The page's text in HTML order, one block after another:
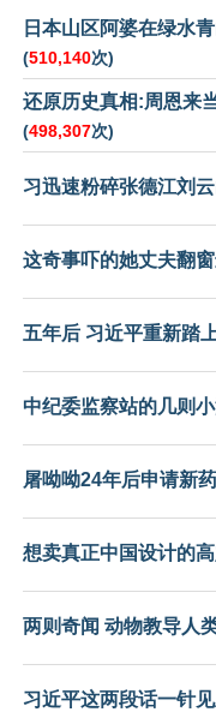
日本山区阿婆在绿水
(510,140次)
还原历史真相:周恩来
(498,307次)
习迅速粉碎张德江刘
这奇事吓的她丈夫翻
五年后 习近平重新踏
中纪委监察站的几则
屠呦呦24年后申请新
想卖真正中国设计的
两则奇闻 动物教导人
习近平这两段话一针